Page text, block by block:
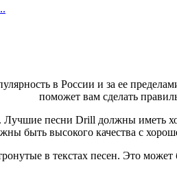
в России и за ее
поможет вам сделать
Лучшие песни Drill должны иметь
быть высокого качества с
в текстах песен. Это